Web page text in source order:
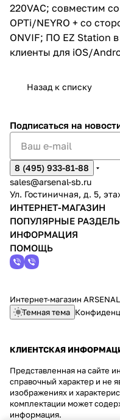
220VAC; совместим
OPTi/NEYRO + со
ONVIF; ПО EZ Station
клиенты для iOS/
Назад к списку
Подписаться на
8 (495) 933-81-88
sales@arsenal-sb.ru
Ул. Гостиничная, д. 5,
ИНТЕРНЕТ-МАГАЗИН
ПОПУЛЯРНЫЕ
ИНФОРМАЦИЯ
ПОМОЩЬ
Интернет-магазин
Темная тема
КЛИЕНТСКАЯ
Представленная на сайте
справочный характер и не
изображениях и
комплектации может
информация.